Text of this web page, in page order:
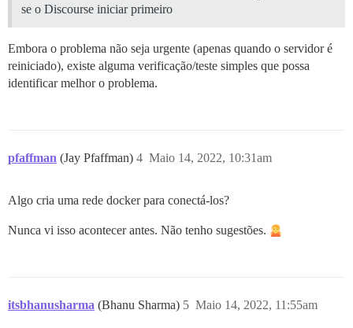
se o Discourse iniciar primeiro
Embora o problema não seja urgente (apenas quando o servidor é
reiniciado), existe alguma verificação/teste simples que possa
identificar melhor o problema.
pfaffman (Jay Pfaffman) Maio 14, 2022, 10:31am
4
Algo cria uma rede docker para conectá-los?
Nunca vi isso acontecer antes. Não tenho sugestões.
itsbhanusharma (Bhanu Sharma) Maio 14, 2022, 11:55am
5